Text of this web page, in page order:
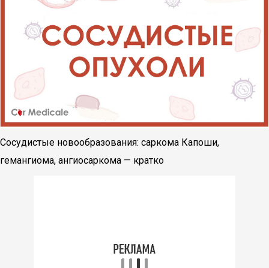
Сосудистые новообразования: саркома Капоши,
гемангиома, ангиосаркома — кратко